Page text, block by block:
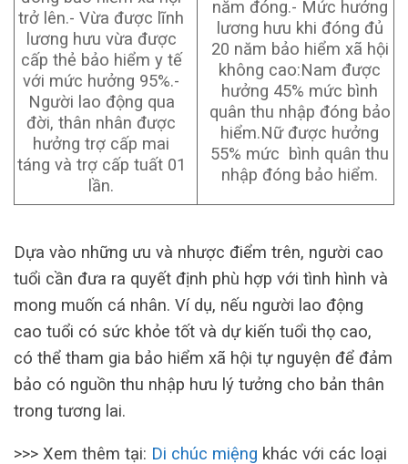
trở lên.- Vừa được lĩnh
lương hưu vừa được
cấp thẻ bảo hiểm y tế
với mức hưởng 95%.-
Người lao động qua
đời, thân nhân được
hưởng trợ cấp mai
táng và trợ cấp tuất 01
lần.
năm đóng.- Mức hưởng
lương hưu khi đóng đủ
20 năm bảo hiểm xã hội
không cao:Nam được
hưởng 45% mức bình
quân thu nhập đóng bảo
hiểm.Nữ được hưởng
55% mức bình quân thu
nhập đóng bảo hiểm.
Dựa vào những ưu và nhược điểm trên, người cao
tuổi cần đưa ra quyết định phù hợp với tình hình và
mong muốn cá nhân. Ví dụ, nếu người lao động
cao tuổi có sức khỏe tốt và dự kiến tuổi thọ cao,
có thể tham gia bảo hiểm xã hội tự nguyện để đảm
bảo có nguồn thu nhập hưu lý tưởng cho bản thân
trong tương lai.
>>> Xem thêm tại: Di chúc miệng khác với các loại